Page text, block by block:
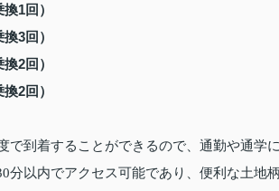
1回）
3回）
2回）
2回）
で到着することができるので、通勤や通学
分以内でアクセス可能であり、便利な土地